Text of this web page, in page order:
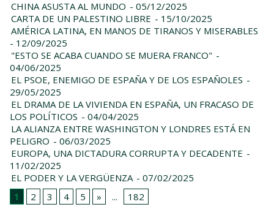
CHINA ASUSTA AL MUNDO - 05/12/2025
CARTA DE UN PALESTINO LIBRE - 15/10/2025
AMÉRICA LATINA, EN MANOS DE TIRANOS Y MISERABLES
- 12/09/2025
"ESTO SE ACABA CUANDO SE MUERA FRANCO" -
04/06/2025
EL PSOE, ENEMIGO DE ESPAÑA Y DE LOS ESPAÑOLES -
29/05/2025
EL DRAMA DE LA VIVIENDA EN ESPAÑA, UN FRACASO DE
LOS POLÍTICOS - 04/04/2025
LA ALIANZA ENTRE WASHINGTON Y LONDRES ESTÁ EN
PELIGRO - 06/03/2025
EUROPA, UNA DICTADURA CORRUPTA Y DECADENTE -
11/02/2025
EL PODER Y LA VERGÜENZA - 07/02/2025
1
2 3 4 5 » ... 182